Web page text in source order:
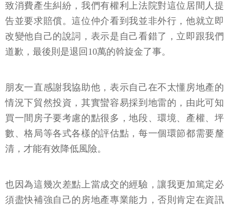
致消費產生糾紛，我們有權利上法院對這位居間人提
告並要求賠償。這位仲介看到我並非外行，他就立即
改變他自己的說詞，表示是自己看錯了，立即跟我們
道歉，最後則是退回10萬的斡旋金了事。
朋友一直感謝我協助他，表示自己在不太懂房地產的
情況下貿然投資，其實蠻容易採到地雷的，由此可知
買一間房子要考慮的點很多，地段、環境、產權、坪
數、格局等各式各樣的評估點，每一個環節都需要釐
清，才能有效降低風險。
也因為這幾次差點上當成交的經驗，讓我更加篤定必
須盡快補強自己的房地產專業能力，否則肯定在資訊